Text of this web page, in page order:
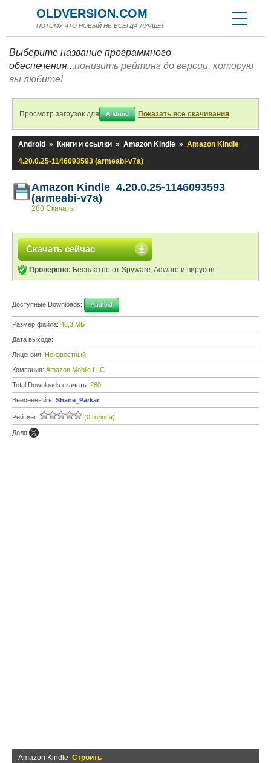
OLDVERSION.COM
ПОТОМУ ЧТО НОВЫЙ НЕ ВСЕГДА ЛУЧШЕ!
Выберите название программного
обеспечения...понизить рейтинг до версии, которую
вы любите!
Просмотр загрузок для Android Показать все скачивания
Android » Книги и ссылки » Amazon Kindle » Amazon Kindle
4.20.0.25-1146093593 (armeabi-v7a)
Amazon Kindle 4.20.0.25-1146093593
(armeabi-v7a)
280 Скачать
Скачать сейчас
Проверено: Бесплатно от Spyware, Adware и вирусов
Доступные Downloads: Android
Размер файла: 46,3 МБ
Дата выхода:
Лицензия: Неизвестный
Компания: Amazon Mobile LLC
Total Downloads скачать: 280
Внесенный в: Shane_Parkar
Рейтинг: (0 голоса)
Доля:
Amazon Kindle Строить